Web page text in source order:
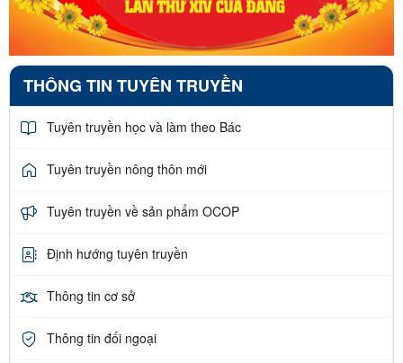
THÔNG TIN TUYÊN TRUYỀN
Tuyên truyền học và làm theo Bác
Tuyên truyền nông thôn mới
Tuyên truyền về sản phẩm OCOP
Định hướng tuyên truyền
Thông tin cơ sở
Thông tin đối ngoại